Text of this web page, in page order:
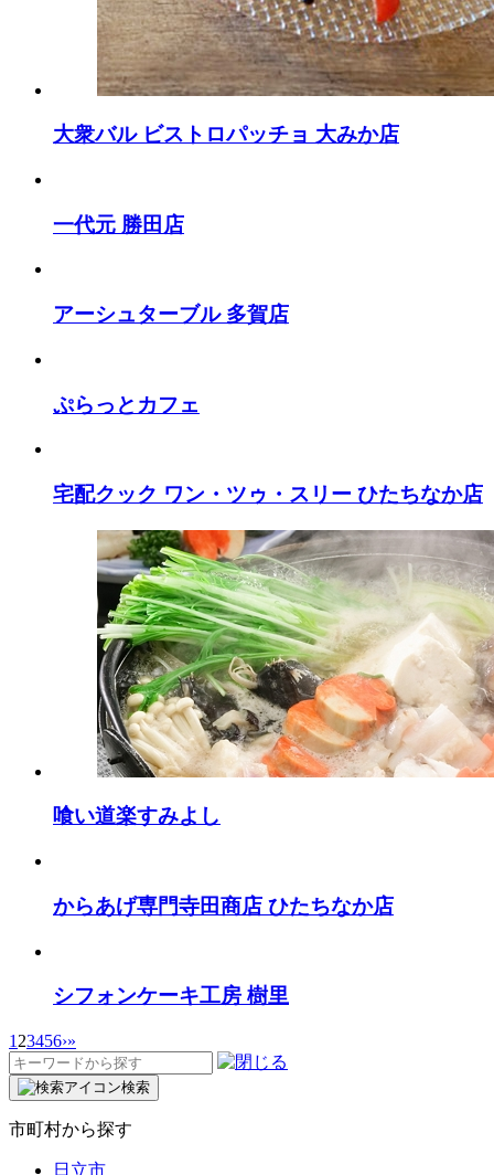
大衆バル ビストロパッチョ 大みか店
一代元 勝田店
アーシュターブル 多賀店
ぷらっとカフェ
宅配クック ワン・ツゥ・スリー ひたちなか店
喰い道楽すみよし
からあげ専門寺田商店 ひたちなか店
シフォンケーキ工房 樹里
1 23456›»
検
索:
検索
市町村から探す
日立市